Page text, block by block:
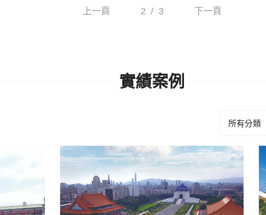
上一頁 2 / 3 下一頁
實績案例